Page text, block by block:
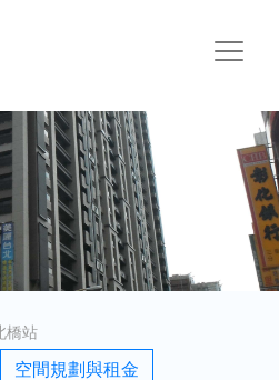
橋站
空間規劃與租金